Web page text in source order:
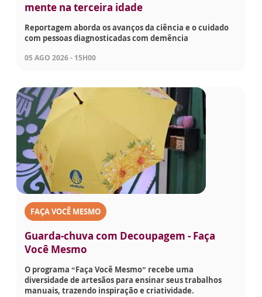
mente na terceira idade
Reportagem aborda os avanços da ciência e o cuidado
com pessoas diagnosticadas com demência
05 AGO 2026 - 15H00
FAÇA VOCÊ MESMO
Guarda-chuva com Decoupagem - Faça
Você Mesmo
O programa “Faça Você Mesmo” recebe uma
diversidade de artesãos para ensinar seus trabalhos
manuais, trazendo inspiração e criatividade.